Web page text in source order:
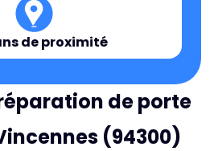
de proximité
de porte
(94300)